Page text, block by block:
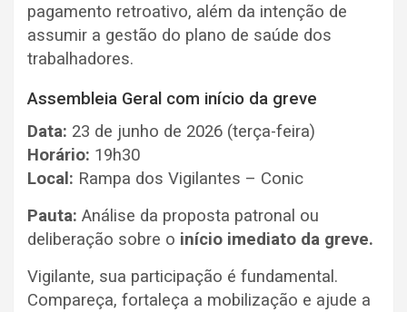
pagamento retroativo, além da intenção de
assumir a gestão do plano de saúde dos
trabalhadores.
Assembleia Geral com início da greve
Data: 23 de junho de 2026 (terça-feira)
Horário: 19h30
Local: Rampa dos Vigilantes – Conic
Pauta: Análise da proposta patronal ou
deliberação sobre o início imediato da greve.
Vigilante, sua participação é fundamental.
Compareça, fortaleça a mobilização e ajude a